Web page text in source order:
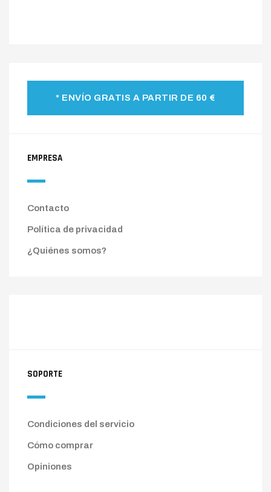
* ENVÍO GRATIS A PARTIR DE 60 €
EMPRESA
Contacto
Política de privacidad
¿Quiénes somos?
SOPORTE
Condiciones del servicio
Cómo comprar
Opiniones